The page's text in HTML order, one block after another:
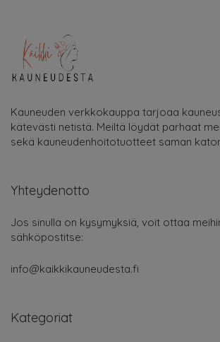
Kauneuden verkkokauppa tarjoaa
kätevästi netistä. Meiltä löydät parhaat
sekä kauneudenhoitotuotteet saman
Yhteydenotto
Jos sinulla on kysymyksiä, voit ottaa
sähköpostitse:
info@kaikkikauneudesta.fi
Kategoriat